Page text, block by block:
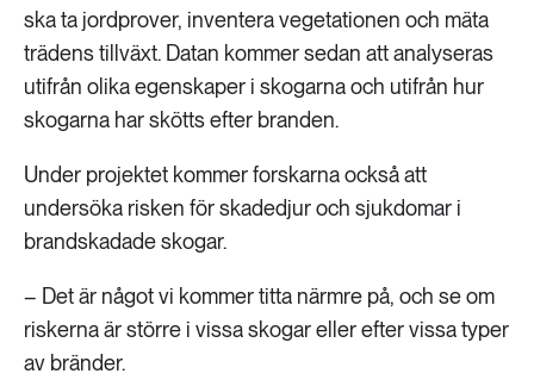
ska ta jordprover, inventera vegetationen och mäta
trädens tillväxt. Datan kommer sedan att analyseras
utifrån olika egenskaper i skogarna och utifrån hur
skogarna har skötts efter branden.
Under projektet kommer forskarna också att
undersöka risken för skadedjur och sjukdomar i
brandskadade skogar.
– Det är något vi kommer titta närmre på, och se om
riskerna är större i vissa skogar eller efter vissa typer
av bränder.